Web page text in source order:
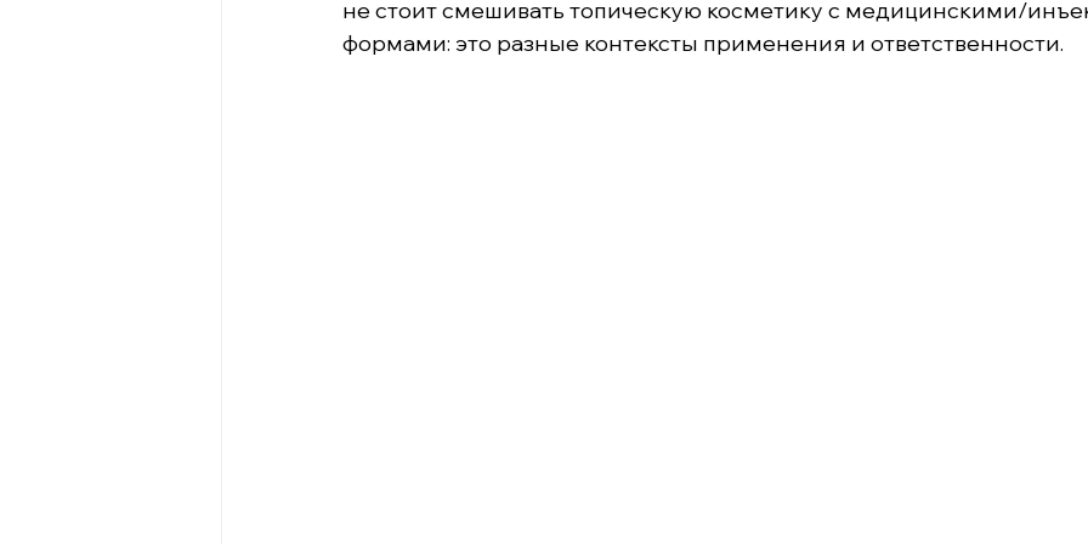
не стоит смешивать топическую косметику с медицинскими/
формами: это разные контексты применения и ответственности.